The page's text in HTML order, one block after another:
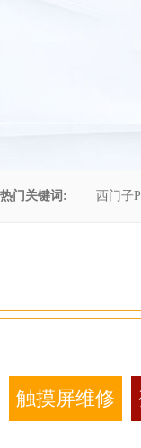
热门关键词: 西门子
触摸屏维修